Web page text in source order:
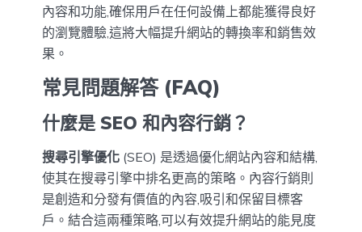
內容和功能,確保用戶在任何設備上都能獲得良好
的瀏覽體驗,這將大幅提升網站的轉換率和銷售效
果。
常見問題解答 (FAQ)
什麼是 SEO 和內容行銷？
搜尋引擎優化 (SEO) 是透過優化網站內容和結構,
使其在搜尋引擎中排名更高的策略。內容行銷則
是創造和分發有價值的內容,吸引和保留目標客
戶。結合這兩種策略,可以有效提升網站的能見度